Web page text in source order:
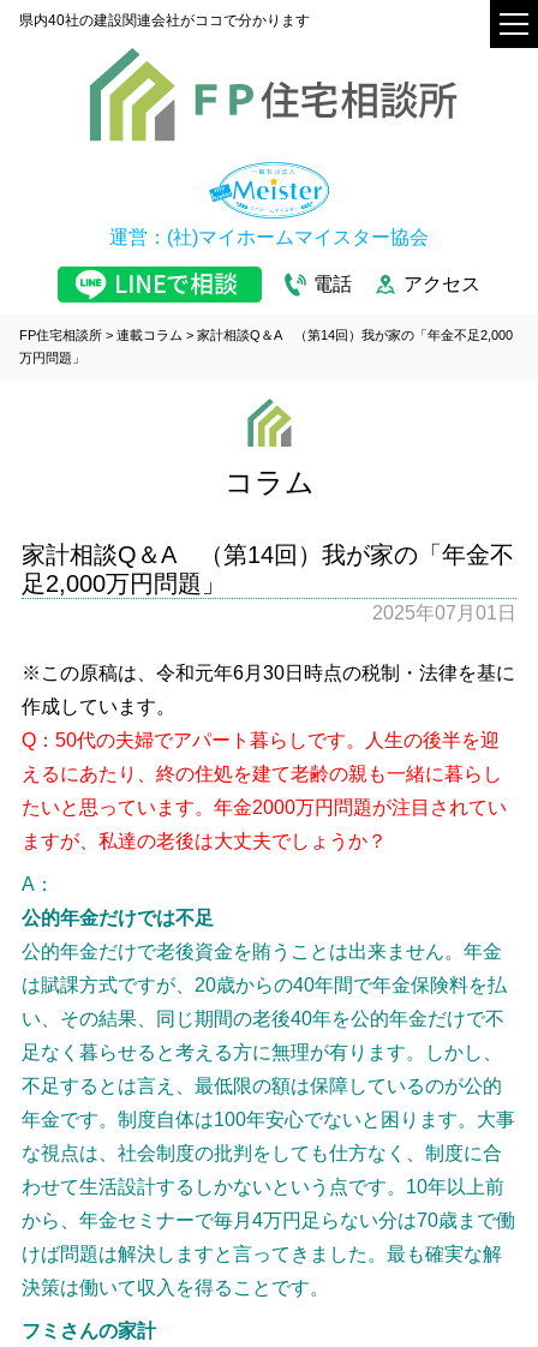
県内40社の建設関連会社がココで分かります
運営：(社)マイホームマイスター協会
電話 アクセス
FP住宅相談所 > 連載コラム > 家計相談Q＆A （第14回）我が家の「年金不足2,000
万円問題」
コラム
家計相談Q＆A （第14回）我が家の「年金不
足2,000万円問題」
2025年07月01日
※この原稿は、令和元年6月30日時点の税制・法律を基に
作成しています。
Q：50代の夫婦でアパート暮らしです。人生の後半を迎
えるにあたり、終の住処を建て老齢の親も一緒に暮らし
たいと思っています。年金2000万円問題が注目されてい
ますが、私達の老後は大丈夫でしょうか？
A：
公的年金だけでは不足
公的年金だけで老後資金を賄うことは出来ません。年金
は賦課方式ですが、20歳からの40年間で年金保険料を払
い、その結果、同じ期間の老後40年を公的年金だけで不
足なく暮らせると考える方に無理が有ります。しかし、
不足するとは言え、最低限の額は保障しているのが公的
年金です。制度自体は100年安心でないと困ります。大事
な視点は、社会制度の批判をしても仕方なく、制度に合
わせて生活設計するしかないという点です。10年以上前
から、年金セミナーで毎月4万円足らない分は70歳まで働
けば問題は解決しますと言ってきました。最も確実な解
決策は働いて収入を得ることです。
フミさんの家計